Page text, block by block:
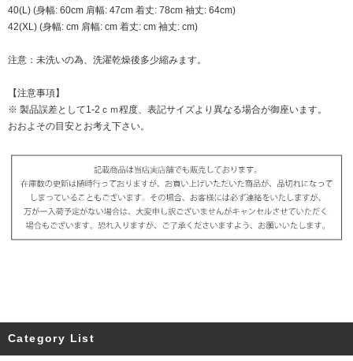
40(L) (身幅: 60cm 肩幅: 47cm 着丈: 78cm 袖丈: 64cm)
42(XL) (身幅: cm 肩幅: cm 着丈: cm 袖丈: cm)
注意：未洗いの為、洗濯乾燥後多少縮みます。
【注意事項】
※ 製品誤差として1-2ｃｍ程度、表記サイズより異なる場合が御座います。
おおよその目安とお考え下さい。
Category List